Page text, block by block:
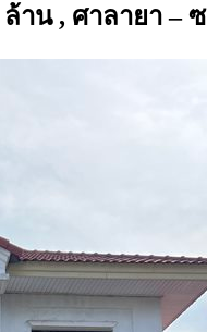
าน , ศาลายา –